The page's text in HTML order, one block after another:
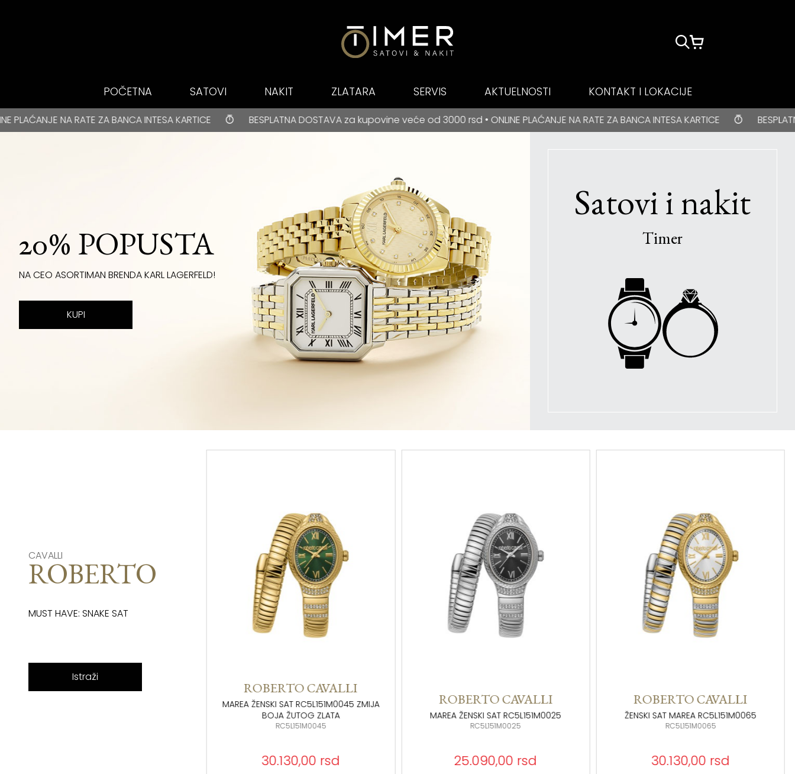
POČETNA SATOVI NAKIT ZLATARA SERVIS AKTUELNOSTI KONTAKT I LOKACIJE
BESPLATNA DOSTAVA za kupovine veće od 3000 rsd • ONLINE PLAĆANJE NA RATE ZA BANCA INTESA KARTICE
BESPLATNA DOSTAVA za kupovine veće od 3000 rsd • ONLINE PLAĆANJE NA RATE ZA BANCA INTESA KARTICE BESPLATNA DOSTAVA za kupovine veće od 3000 rsd
Satovi i nakit
Timer
20% POPUSTA
NA CEO ASORTIMAN BRENDA KARL LAGERFELD!
KUPI
CAVALLI
ROBERTO
MUST HAVE: SNAKE SAT
Istraži
ROBERTO CAVALLI
ROBERTO CAVALLI
MAREA ŽENSKI SAT RC5L151M0025
RC5L151M0025
25.090,00 rsd
ROBERTO CAVALLI
ŽENSKI SAT MAREA RC5L151M0065
RC5L151M0065
30.130,00 rsd
ROBERTO CAVALLI
MAREA ŽENSKI SAT RC5L151M0015
RC5L151M0015
25.090,00 rsd